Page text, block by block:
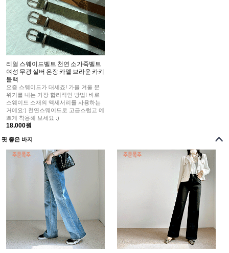
리얼 스웨이드벨트 천연 소가죽벨트
여성 무광 실버 은장 카멜 브라운 카키
블랙
요즘 스웨이드가 대세죠! 가을 겨울 분
위기를 내는 가장 합리적인 방법! 바로
스웨이드 소재의 액세서리를 사용하는
거에요:) 천연스웨이드로 고급스럽고 예
쁘게 착용해 보세요 :)
18,000원
핏 좋은 바지